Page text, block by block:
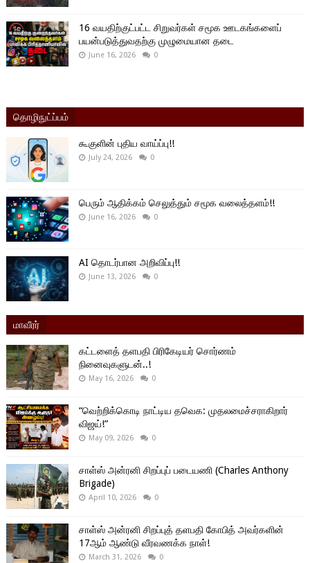
16 வயதிற்குட்பட்ட சிறுவர்கள் சமூக ஊடகங்களைப்
பயன்படுத்துவதற்கு முழுமையான தடை
June 16, 2026 0
தொழிநுட்ப்பம்
கூகுளின் புதிய வாய்ப்பு!!
July 24, 2026 0
பெரும் ஆதிக்கம் செலுத்தும் சமூக வலைத்தளம்!!
June 16, 2026 0
AI தொடர்பான அறிவிப்பு!!
June 13, 2026 0
மாவீரர்
கட்டளைத் தளபதி பிரிகேடியர் சொர்ணம்
நினைவுகளுடன்..!
May 16, 2026 0
“வெற்றிக்கொடி நாட்டிய தவெக: முதலமைச்சராகிறார்
விஜய்!”
May 09, 2026 0
சாள்ஸ் அன்ரனி சிறப்புப் படையணி (Charles Anthony
Brigade)
April 10, 2026 0
சாள்ஸ் அன்ரனி சிறப்புத் தளபதி கோபித் அவர்களின்
17ஆம் ஆண்டு வீரவணக்க நாள்!
March 31, 2026 0